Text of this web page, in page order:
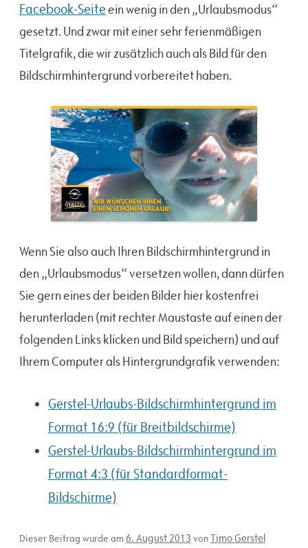
Facebook-Seiteein wenig in den „Urlaubsmodus“
gesetzt. Und zwar mit einer sehr ferienmäßigen
Titelgrafik, die wir zusätzlich auch als Bild für den
Bildschirmhintergrund vorbereitet haben.
Wenn Sie also auch Ihren Bildschirmhintergrund in
den „Urlaubsmodus“ versetzen wollen, dann dürfen
Sie gern eines der beiden Bilder hier kostenfrei
herunterladen (mit rechter Maustaste auf einen der
folgenden Links klicken und Bild speichern) und auf
Ihrem Computer als Hintergrundgrafik verwenden:
Gerstel-Urlaubs-Bildschirmhintergrund im
Format 16:9 (für Breitbildschirme)
Gerstel-Urlaubs-Bildschirmhintergrund im
Format 4:3 (für Standardformat-
Bildschirme)
Dieser Beitrag wurde am6. August 2013 vonTimo Gerstel